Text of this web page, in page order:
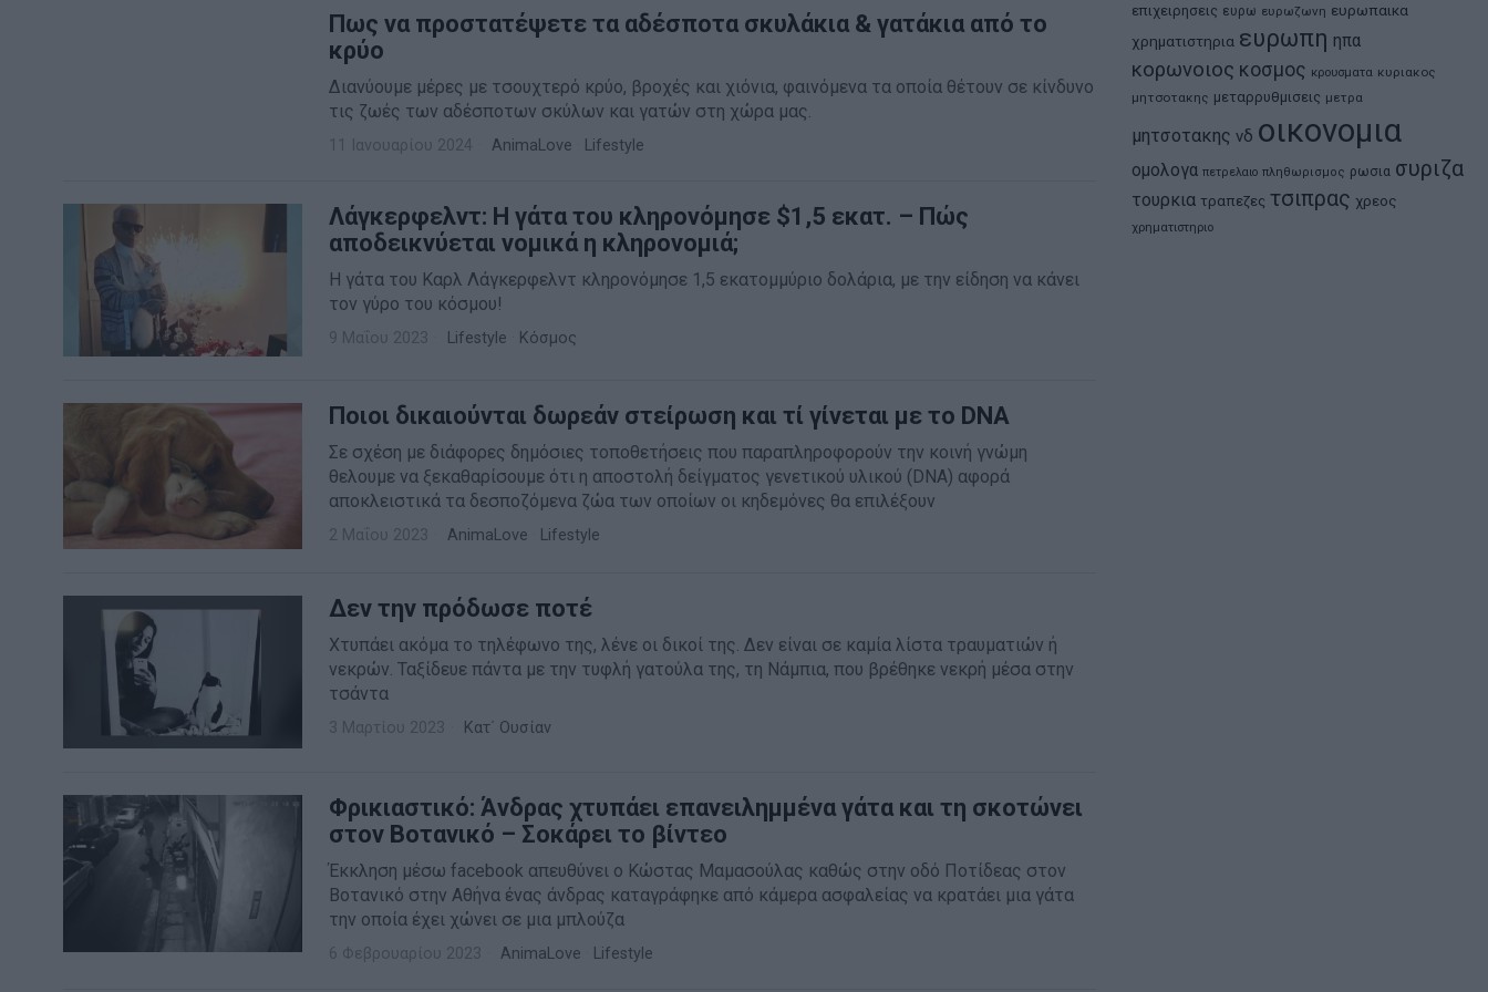
Πως να προστατέψετε τα αδέσποτα σκυλάκια & γατάκια από το
κρύο
Διανύουμε μέρες με τσουχτερό κρύο, βροχές και χιόνια, φαινόμενα τα οποία θέτουν σε κίνδυνο
τις ζωές των αδέσποτων σκύλων και γατών στη χώρα μας.
11 Ιανουαρίου 2024 AnimaLove Lifestyle
Λάγκερφελντ: Η γάτα του κληρονόμησε $1,5 εκατ. – Πώς
αποδεικνύεται νομικά η κληρονομιά;
Η γάτα του Καρλ Λάγκερφελντ κληρονόμησε 1,5 εκατομμύριο δολάρια, με την είδηση να κάνει
τον γύρο του κόσμου!
9 Μαΐου 2023 Lifestyle Κόσμος
Ποιοι δικαιούνται δωρεάν στείρωση και τί γίνεται με το DNA
Σε σχέση με διάφορες δημόσιες τοποθετήσεις που παραπληροφορούν την κοινή γνώμη
θελουμε να ξεκαθαρίσουμε ότι η αποστολή δείγματος γενετικού υλικού (DNA) αφορά
αποκλειστικά τα δεσποζόμενα ζώα των οποίων οι κηδεμόνες θα επιλέξουν
2 Μαΐου 2023 AnimaLove Lifestyle
Δεν την πρόδωσε ποτέ
Χτυπάει ακόμα το τηλέφωνο της, λένε οι δικοί της. Δεν είναι σε καμία λίστα τραυματιών ή
νεκρών. Ταξίδευε πάντα με την τυφλή γατούλα της, τη Νάμπια, που βρέθηκε νεκρή μέσα στην
τσάντα
3 Μαρτίου 2023 Κατ΄ Ουσίαν
Φρικιαστικό: Άνδρας χτυπάει επανειλημμένα γάτα και τη σκοτώνει
στον Βοτανικό – Σοκάρει το βίντεο
Έκκληση μέσω facebook απευθύνει ο Κώστας Μαμασούλας καθώς στην οδό Ποτίδεας στον
Βοτανικό στην Αθήνα ένας άνδρας καταγράφηκε από κάμερα ασφαλείας να κρατάει μια γάτα
την οποία έχει χώνει σε μια μπλούζα
6 Φεβρουαρίου 2023 AnimaLove Lifestyle
επιχειρησεις ευρω ευρωζωνη ευρωπαικα
χρηματιστηρια ευρωπη ηπα
κορωνοιος κοσμος κρουσματα κυριακος
μητσοτακης μεταρρυθμισεις μετρα
μητσοτακης νδ οικονομια
ομολογα πετρελαιο πληθωρισμος ρωσια συριζα
τουρκια τραπεζες τσιπρας χρεος
χρηματιστηριο